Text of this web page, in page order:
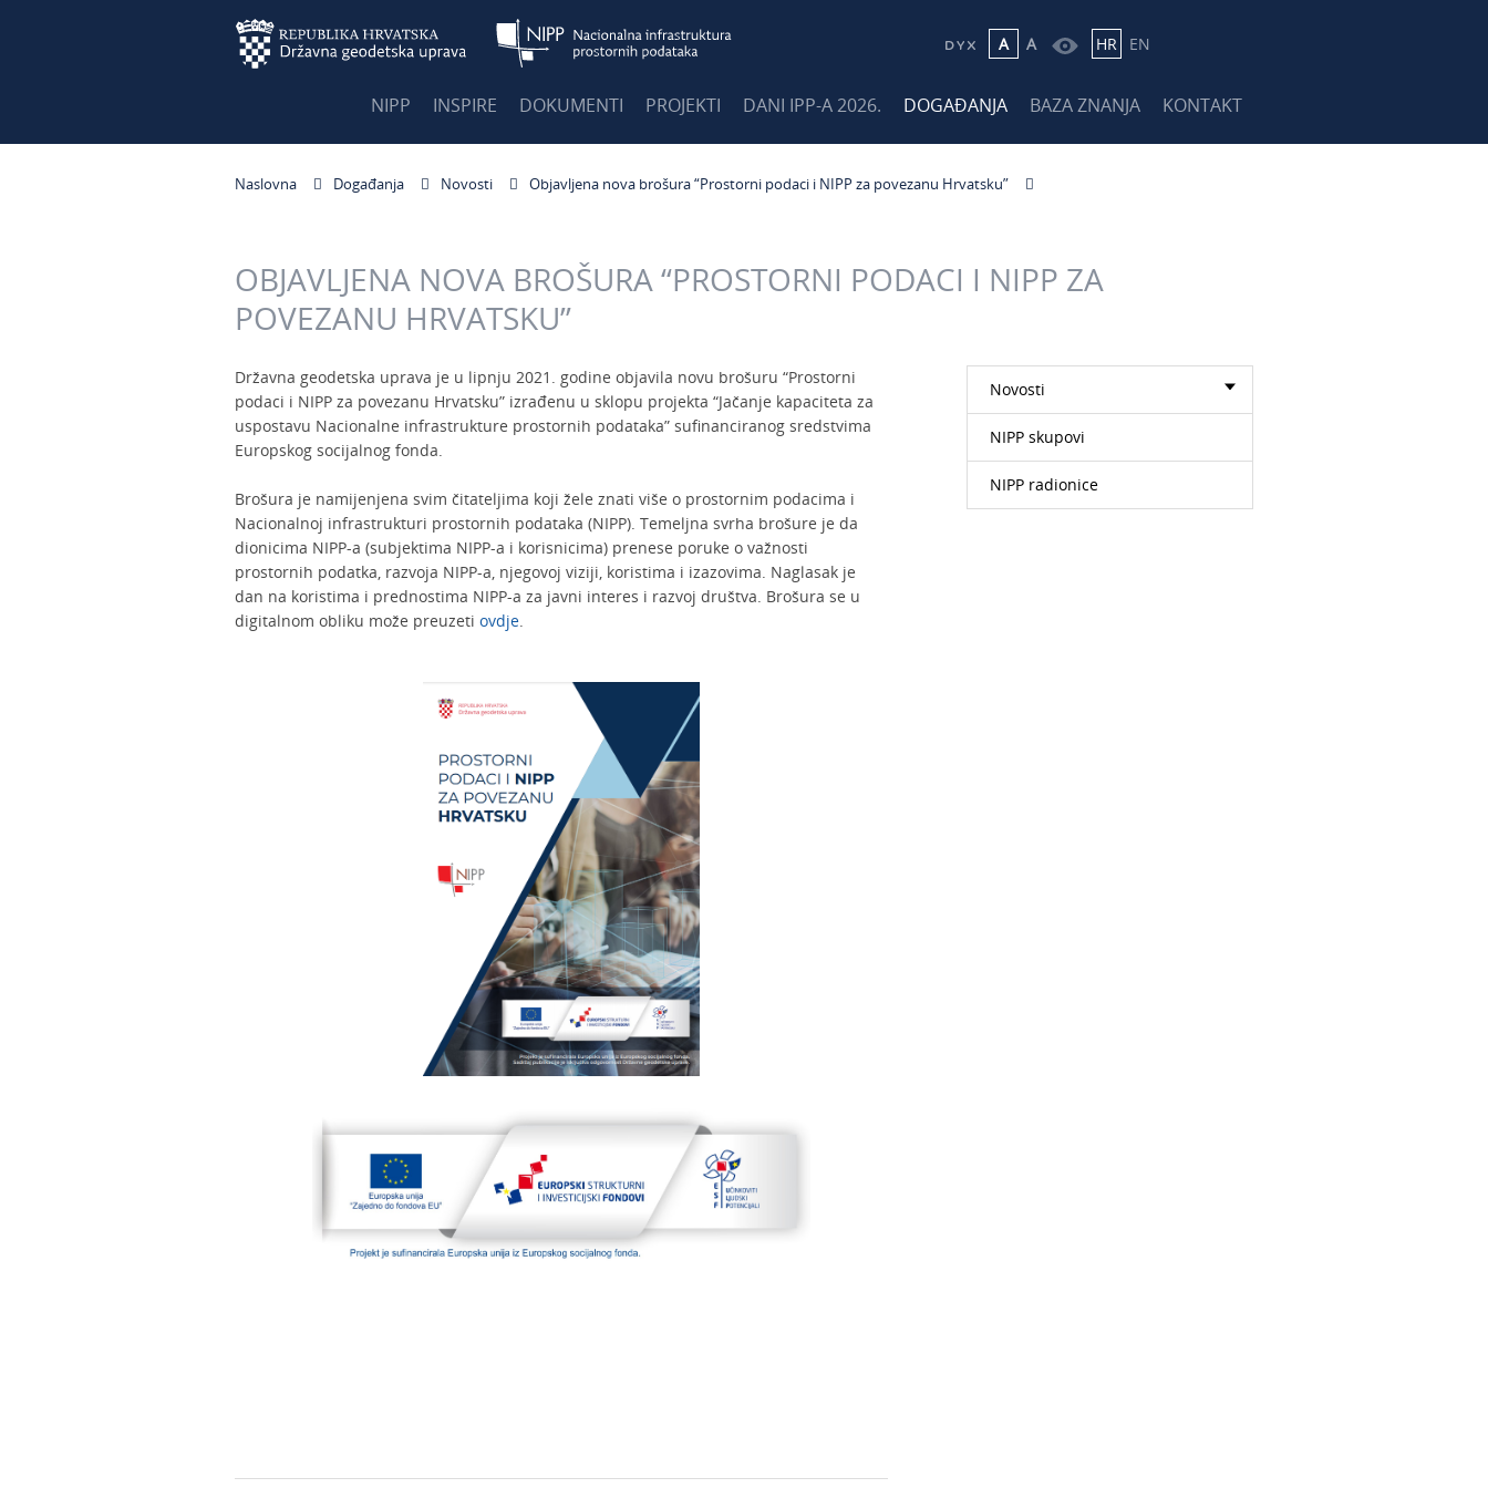
A A HR EN
NIPP INSPIRE DOKUMENTI PROJEKTI DANI IPP-A 2026. DOGAĐANJA BAZA ZNANJA KONTAKT
Naslovna Događanja Novosti Objavljena nova brošura “Prostorni podaci i NIPP za povezanu Hrvatsku”
OBJAVLJENA NOVA BROŠURA “PROSTORNI PODACI I NIPP ZA
POVEZANU HRVATSKU”
Državna geodetska uprava je u lipnju 2021. godine objavila novu brošuru “Prostorni
podaci i NIPP za povezanu Hrvatsku” izrađenu u sklopu projekta “Jačanje kapaciteta za
uspostavu Nacionalne infrastrukture prostornih podataka” sufinanciranog sredstvima
Europskog socijalnog fonda.
Brošura je namijenjena svim čitateljima koji žele znati više o prostornim podacima i
Nacionalnoj infrastrukturi prostornih podataka (NIPP). Temeljna svrha brošure je da
dionicima NIPP-a (subjektima NIPP-a i korisnicima) prenese poruke o važnosti
prostornih podatka, razvoja NIPP-a, njegovoj viziji, koristima i izazovima. Naglasak je
dan na koristima i prednostima NIPP-a za javni interes i razvoj društva. Brošura se u
digitalnom obliku može preuzeti ovdje.
Novosti
NIPP skupovi
NIPP radionice